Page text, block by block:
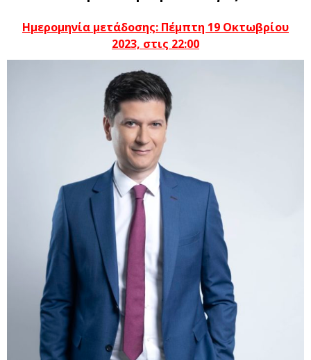
Ημερομηνία μετάδοσης: Πέμπτη 19 Οκτωβρίου
2023, στις 22:00